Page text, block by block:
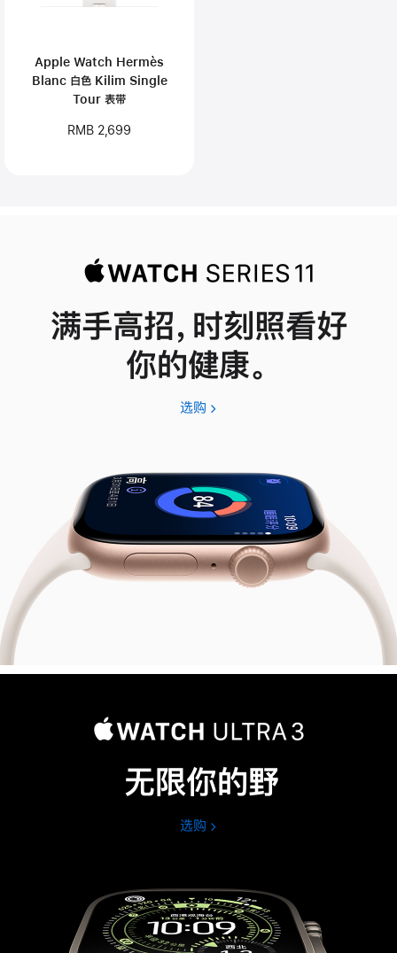
Apple Watch Hermès
Blanc 白色 Kilim Single
Tour 表带
RMB 2,699
满手高招，时刻照看好
你的健康。
选购 Apple
11
无限你的野
选购 Apple
3